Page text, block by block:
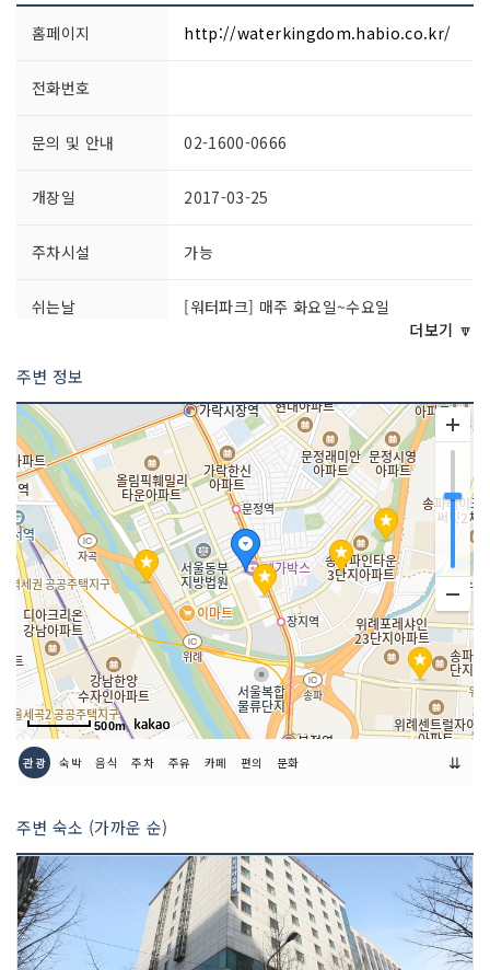
홈페이지 http://waterkingdom.habio.co.kr/
전화번호
문의 및 안내 02-1600-0666
개장일 2017-03-25
주차시설 가능
쉬는날
[워터파크] 매주 화요일~수요일
이용시간
- 워터파크 10:00~18:00
- 찜질스파 07:00~22:00
더보기 🔽
주변 정보
500m
관광 숙박 음식 주차 주유 카페 편의 문화 ⇊
주변 숙소 (가까운 순)